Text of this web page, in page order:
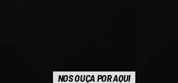
NOS OUÇA POR AQUI